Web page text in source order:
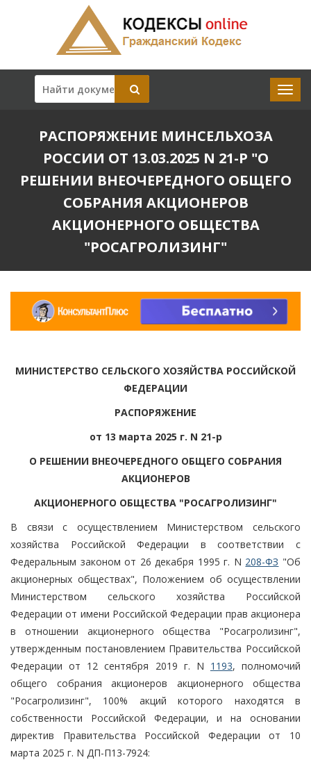
РАСПОРЯЖЕНИЕ МИНСЕЛЬХОЗА
РОССИИ ОТ 13.03.2025 N 21-Р "О
РЕШЕНИИ ВНЕОЧЕРЕДНОГО ОБЩЕГО
СОБРАНИЯ АКЦИОНЕРОВ
АКЦИОНЕРНОГО ОБЩЕСТВА
"РОСАГРОЛИЗИНГ"
МИНИСТЕРСТВО СЕЛЬСКОГО ХОЗЯЙСТВА РОССИЙСКОЙ
ФЕДЕРАЦИИ
РАСПОРЯЖЕНИЕ
от 13 марта 2025 г. N 21-р
О РЕШЕНИИ ВНЕОЧЕРЕДНОГО ОБЩЕГО СОБРАНИЯ
АКЦИОНЕРОВ
АКЦИОНЕРНОГО ОБЩЕСТВА "РОСАГРОЛИЗИНГ"
В связи с осуществлением Министерством сельского
хозяйства Российской Федерации в соответствии с
Федеральным законом от 26 декабря 1995 г. N 208-ФЗ "Об
акционерных обществах", Положением об осуществлении
Министерством сельского хозяйства Российской
Федерации от имени Российской Федерации прав акционера
в отношении акционерного общества "Росагролизинг",
утвержденным постановлением Правительства Российской
Федерации от 12 сентября 2019 г. N 1193, полномочий
общего собрания акционеров акционерного общества
"Росагролизинг", 100% акций которого находятся в
собственности Российской Федерации, и на основании
директив Правительства Российской Федерации от 10
марта 2025 г. N ДП-П13-7924: